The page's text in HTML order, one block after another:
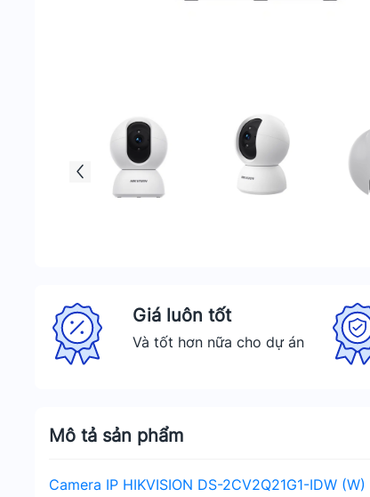
Giá luôn tốt
Và tốt hơn nữa cho dự án
Mô tả sản phẩm
Camera IP HIKVISION DS-2CV2Q21G1-IDW (W)